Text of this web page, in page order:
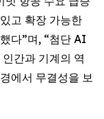
고 확장 가능한
다”며, “첨단 AI
간과 기계의 역
에서 무결성을 보